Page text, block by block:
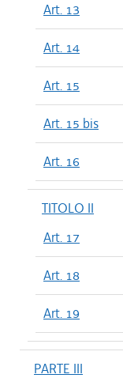
Art. 13
Art. 14
Art. 15
Art. 15 bis
Art. 16
TITOLO II
Art. 17
Art. 18
Art. 19
PARTE III